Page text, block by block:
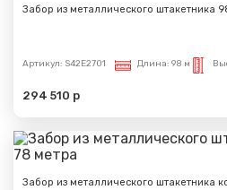
Забор из металлического штакетника
Артикул: S42E2701 Длина: 98 м
294 510 р
Забор из металлического штакетника